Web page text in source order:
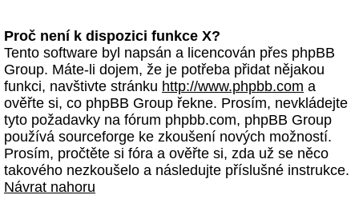
Proč není k dispozici funkce X?
Tento software byl napsán a licencován přes phpBB
Group. Máte-li dojem, že je potřeba přidat nějakou
funkci, navštivte stránku http://www.phpbb.com a
ověřte si, co phpBB Group řekne. Prosím, nevkládejte
tyto požadavky na fórum phpbb.com, phpBB Group
používá sourceforge ke zkoušení nových možností.
Prosím, pročtěte si fóra a ověřte si, zda už se něco
takového nezkoušelo a následujte příslušné instrukce.
Návrat nahoru